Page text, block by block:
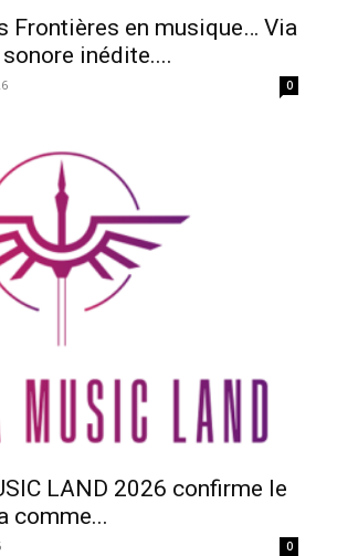
Frontières en musique… Via
inédite....
0
LAND 2026 confirme le
comme...
0